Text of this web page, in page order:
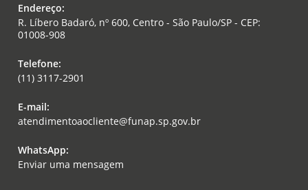
Endereço:
R. Líbero Badaró, nº 600, Centro - São Paulo/SP - CEP:
01008-908
Telefone:
(11) 3117-2901
E-mail:
atendimentoaocliente@funap.sp.gov.br
WhatsApp:
Enviar uma mensagem